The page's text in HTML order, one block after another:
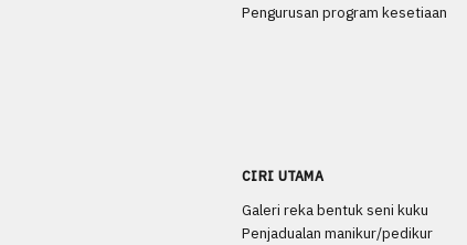
Pengurusan program kesetiaan
CIRI UTAMA
Galeri reka bentuk seni kuku
Penjadualan manikur/pedikur